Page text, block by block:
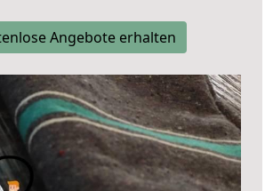
Angebote erhalten